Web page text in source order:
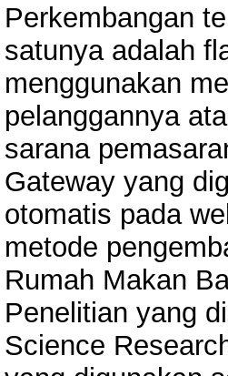
Perkembangan
satunya adalah
menggunakan
pelanggannya
sarana
Gateway yang
otomatis pada
metode
Rumah Makan
Penelitian yang
Science